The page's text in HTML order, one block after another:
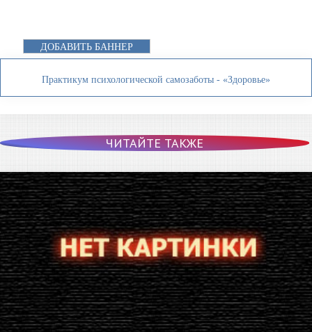
ДОБАВИТЬ БАННЕР
Практикум психологической самозаботы - «Здоровье»
ЧИТАЙТЕ ТАКЖЕ